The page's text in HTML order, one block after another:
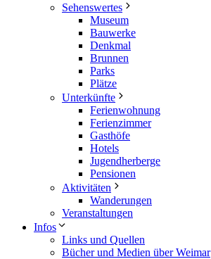
Sehenswertes
Museum
Bauwerke
Denkmal
Brunnen
Parks
Plätze
Unterkünfte
Ferienwohnung
Ferienzimmer
Gasthöfe
Hotels
Jugendherberge
Pensionen
Aktivitäten
Wanderungen
Veranstaltungen
Infos
Links und Quellen
Bücher und Medien über Weimar